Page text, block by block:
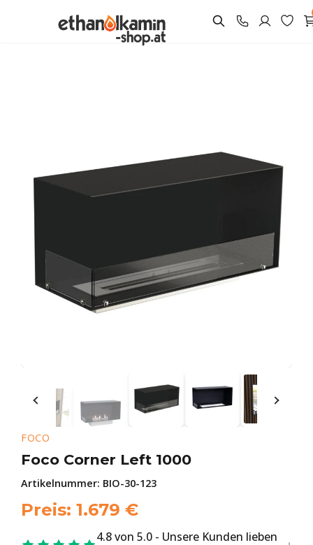
FOCO
Foco Corner Left 1000
Artikelnummer: BIO-30-123
Preis: 1.679 €
4.8 von 5.0 - Unsere Kunden lieben